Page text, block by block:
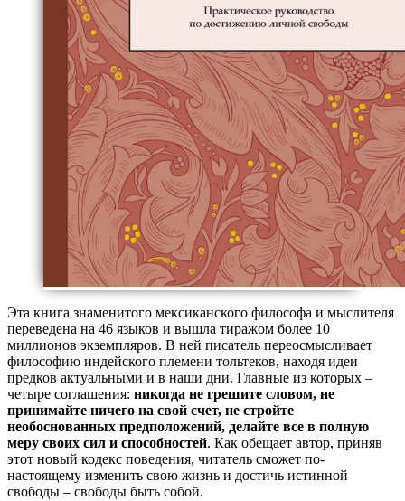
Эта книга знаменитого мексиканского философа и мыслителя
переведена на 46 языков и вышла тиражом более 10
миллионов экземпляров. В ней писатель переосмысливает
философию индейского племени тольтеков, находя идеи
предков актуальными и в наши дни. Главные из которых –
четыре соглашения: никогда не грешите словом, не
принимайте ничего на свой счет, не стройте
необоснованных предположений, делайте все в полную
меру своих сил и способностей. Как обещает автор, приняв
этот новый кодекс поведения, читатель сможет по-
настоящему изменить свою жизнь и достичь истинной
свободы – свободы быть собой.